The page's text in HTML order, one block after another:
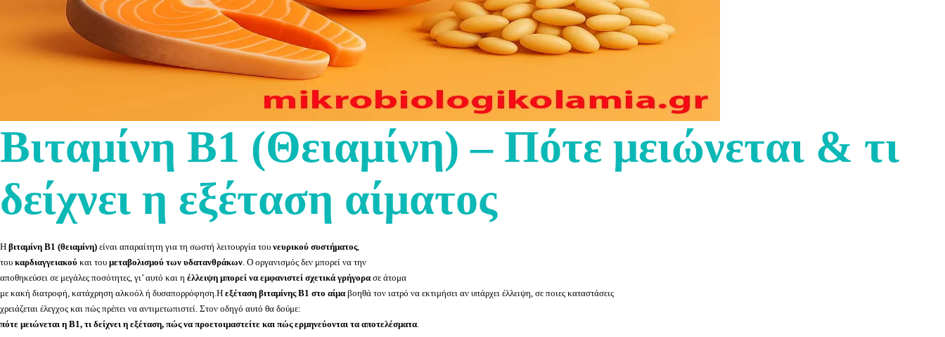
Βιταμίνη Β1 (Θειαμίνη) – Πότε μειώνεται & τι
δείχνει η εξέταση αίματος
Η βιταμίνη Β1 (θειαμίνη) είναι απαραίτητη για τη σωστή λειτουργία του νευρικού συστήματος,
του καρδιαγγειακού και του μεταβολισμού των υδατανθράκων. Ο οργανισμός δεν μπορεί να την
αποθηκεύσει σε μεγάλες ποσότητες, γι’ αυτό και η έλλειψη μπορεί να εμφανιστεί σχετικά γρήγορα σε άτομα
με κακή διατροφή, κατάχρηση αλκοόλ ή δυσαπορρόφηση.Η εξέταση βιταμίνης Β1 στο αίμα βοηθά τον ιατρό να εκτιμήσει αν υπάρχει έλλειψη, σε ποιες καταστάσεις
χρειάζεται έλεγχος και πώς πρέπει να αντιμετωπιστεί. Στον οδηγό αυτό θα δούμε:
πότε μειώνεται η Β1, τι δείχνει η εξέταση, πώς να προετοιμαστείτε και πώς ερμηνεύονται τα αποτελέσματα.